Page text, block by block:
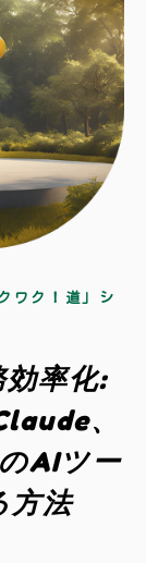
ワク！道」シ
率化:
、
AIツー
方法